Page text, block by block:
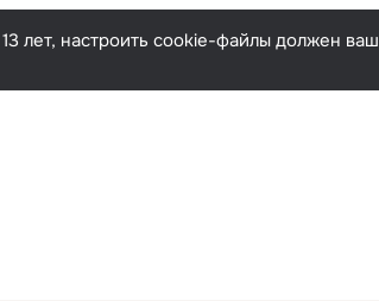
лет, настроить cookie-файлы должен ваш